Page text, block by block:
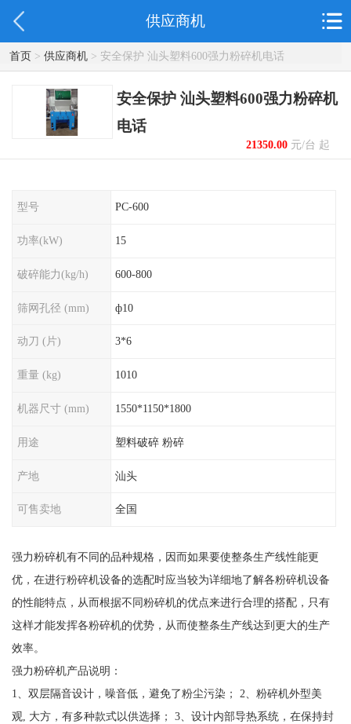
供应商机
首页> 供应商机> 安全保护 汕头塑料600强力粉碎机电话
安全保护 汕头塑料600强力粉碎机
电话
21350.00元/台 起
型号 PC-600
功率(kW) 15
破碎能力(kg/h) 600-800
筛网孔径 (mm) ф10
动刀 (片) 3*6
重量 (kg) 1010
机器尺寸 (mm) 1550*1150*1800
用途 塑料破碎 粉碎
产地 汕头
可售卖地 全国
强力粉碎机有不同的品种规格，因而如果要使整条生产线性能更
优，在进行粉碎机设备的选配时应当较为详细地了解各粉碎机设备
的性能特点，从而根据不同粉碎机的优点来进行合理的搭配，只有
这样才能发挥各粉碎机的优势，从而使整条生产线达到更大的生产
效率。
强力粉碎机产品说明：
1、双层隔音设计，噪音低，避免了粉尘污染； 2、粉碎机外型美
观, 大方，有多种款式以供选择； 3、设计内部导热系统，在保持封